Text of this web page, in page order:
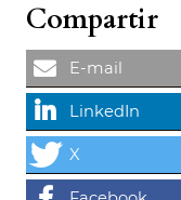
Compartir